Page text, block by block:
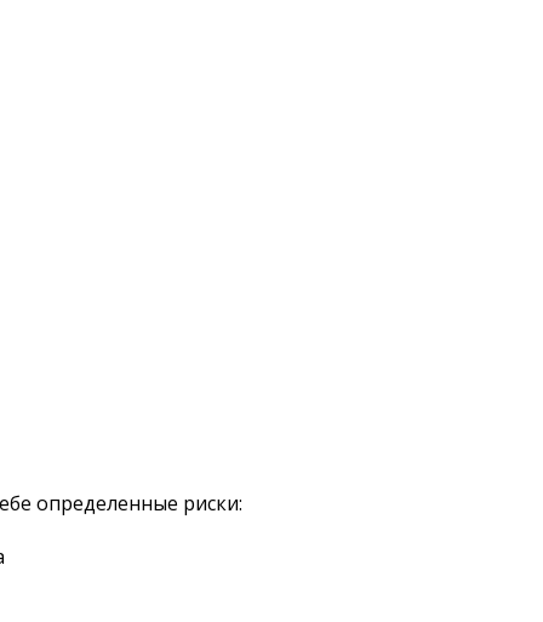
определенные риски: